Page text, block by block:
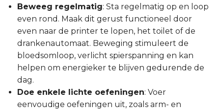
Beweeg regelmatig: Sta regelmatig op en loop
even rond. Maak dit gerust functioneel door
even naar de printer te lopen, het toilet of de
drankenautomaat. Beweging stimuleert de
bloedsomloop, verlicht spierspanning en kan
helpen om energieker te blijven gedurende de
dag.
Doe enkele lichte oefeningen: Voer
eenvoudige oefeningen uit, zoals arm- en